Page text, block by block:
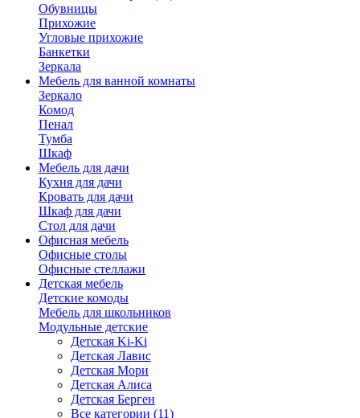
Обувницы
Прихожие
Угловые прихожие
Банкетки
Зеркала
Мебель для ванной комнаты
Зеркало
Комод
Пенал
Тумба
Шкаф
Мебель для дачи
Кухня для дачи
Кровать для дачи
Шкаф для дачи
Стол для дачи
Офисная мебель
Офисные столы
Офисные стеллажи
Детская мебель
Детские комоды
Мебель для школьников
Модульные детские
Детская Ki-Ki
Детская Лавис
Детская Мори
Детская Алиса
Детская Берген
Все категории (11)